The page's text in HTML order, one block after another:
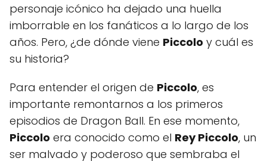
personaje icónico ha dejado una huella
imborrable en los fanáticos a lo largo de los
años. Pero, ¿de dónde viene Piccolo y cuál es
su historia?
Para entender el origen de Piccolo, es
importante remontarnos a los primeros
episodios de Dragon Ball. En ese momento,
Piccolo era conocido como el Rey Piccolo, un
ser malvado y poderoso que sembraba el